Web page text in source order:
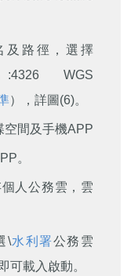
及路徑，選擇
WGS
），詳圖(6)。
空間及手機APP
。
人公務雲，雲
\水利署公務雲
可載入啟動。